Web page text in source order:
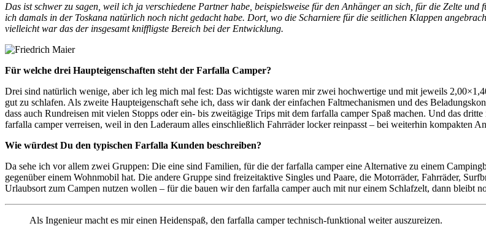
Das ist schwer zu sagen, weil ich ja verschiedene Partner habe, beispielsweise für den Anhänger an sich, für die Zelte
ich damals in der Toskana natürlich noch nicht gedacht habe. Dort, wo die Scharniere für die seitlichen Klappen
vielleicht war das der insgesamt kniffligste Bereich bei der Entwicklung.
Für welche drei Haupteigenschaften steht der Farfalla Camper?
Drei sind natürlich wenige, aber ich leg mich mal fest: Das wichtigste waren mir zwei hochwertige und mit jeweils
gut zu schlafen. Als zweite Haupteigenschaft sehe ich, dass wir dank der einfachen Faltmechanismen und des
dass auch Rundreisen mit vielen Stopps oder ein- bis zweitägige Trips mit dem farfalla camper Spaß machen. Und das
farfalla camper verreisen, weil in den Laderaum alles einschließlich Fahrräder locker reinpasst – bei weiterhin kompakten
Wie würdest Du den typischen Farfalla Kunden beschreiben?
Da sehe ich vor allem zwei Gruppen: Die eine sind Familien, für die der farfalla camper eine Alternative zu einem
gegenüber einem Wohnmobil hat. Die andere Gruppe sind freizeitaktive Singles und Paare, die Motorräder, Fahrräder,
Urlaubsort zum Campen nutzen wollen – für die bauen wir den farfalla camper auch mit nur einem Schlafzelt, dann bleibt
Als Ingenieur macht es mir einen Heidenspaß, den farfalla camper technisch-funktional weiter auszureizen.